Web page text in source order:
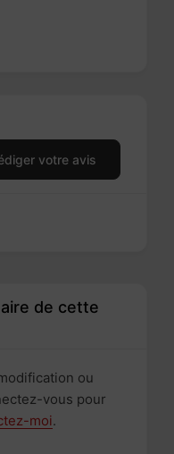
votre avis
de cette
ou
vous pour
moi.